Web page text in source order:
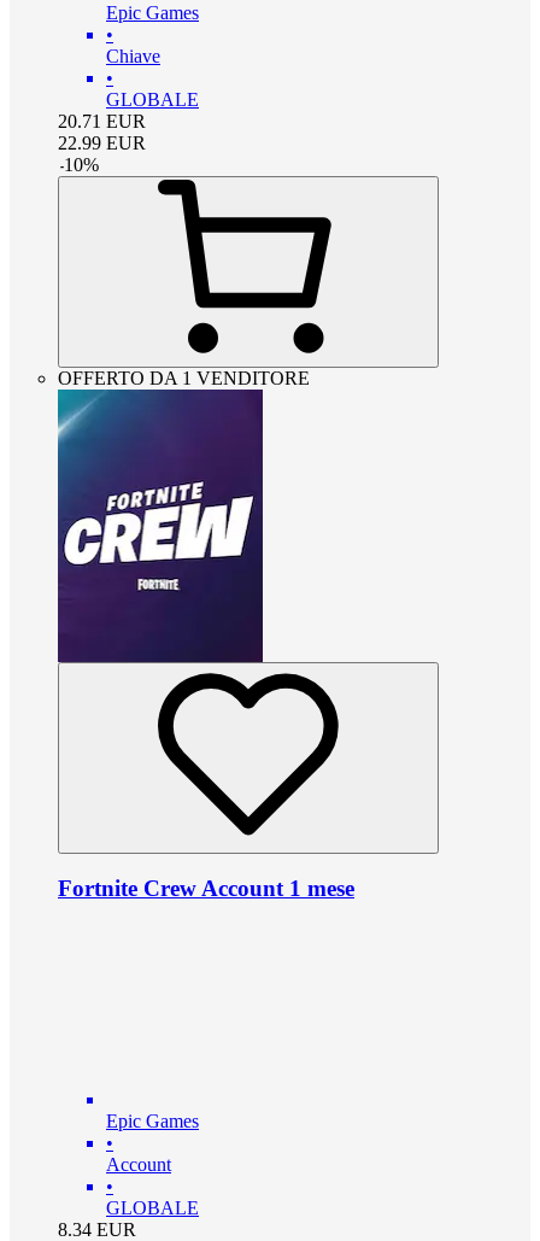
Epic Games
•
Chiave
•
GLOBALE
20.71 EUR
22.99 EUR
-10%
OFFERTO DA 1 VENDITORE
Fortnite Crew Account 1 mese
Epic Games
•
Account
•
GLOBALE
8.34 EUR